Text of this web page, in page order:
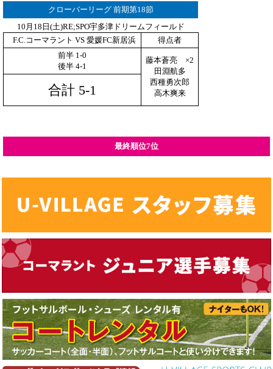
クローバーリーグ 前期第18節
10月18日(土)RE;SPO宇多津ドリームフィールド
F.C.コーマラント VS 愛媛FC新居浜
得点者
前半 1-0
後半 4-1
藤本蒼亮 ×2
田淵航多
西種勇次郎
高木爽来
合計 5-1
最終順位7位